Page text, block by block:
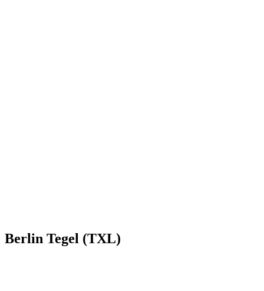
Berlin Tegel (TXL)